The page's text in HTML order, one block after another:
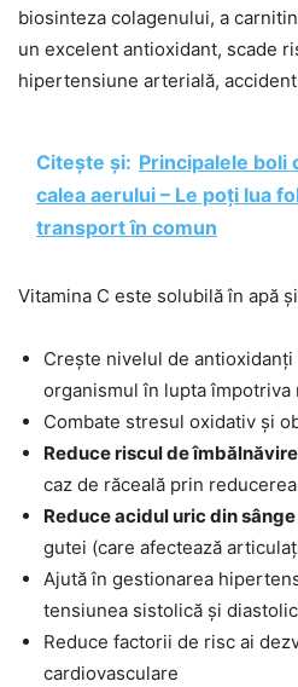
biosinteza colagenului, a
un excelent antioxidant, scade
hipertensiune arterială,
Citește și: Principalele boli
calea aerului – Le poți lua
transport în comun
Vitamina C este solubilă în apă
Crește nivelul de
organismul în lupta
Combate stresul oxidativ și
Reduce riscul de îmbălnăvire
caz de răceală prin
Reduce acidul uric din sânge
gutei (care afectează
Ajută în gestionarea
tensiunea sistolică și
Reduce factorii de risc ai
cardiovasculare